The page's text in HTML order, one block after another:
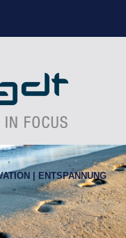
| ENTSPANNUNG